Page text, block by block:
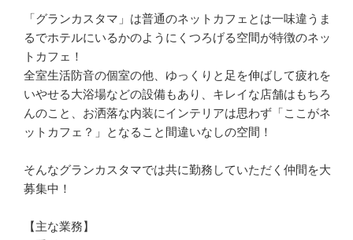
「グランカスタマ」は普通のネットカフェとは一味違うま
るでホテルにいるかのようにくつろげる空間が特徴のネッ
トカフェ！
全室生活防音の個室の他、ゆっくりと足を伸ばして疲れを
いやせる大浴場などの設備もあり、キレイな店舗はもちろ
んのこと、お洒落な内装にインテリアは思わず「ここがネ
ットカフェ？」となること間違いなしの空間！
そんなグランカスタマでは共に勤務していただく仲間を大
募集中！
【主な業務】